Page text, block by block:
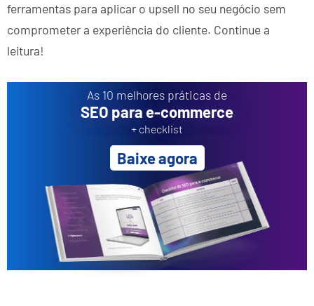
ferramentas para aplicar o upsell no seu negócio sem
comprometer a experiência do cliente. Continue a
leitura!
As 10 melhores práticas de
SEO para e-commerce
+ checklist
Baixe agora